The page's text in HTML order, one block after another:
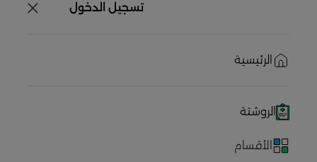
تسجيل الدخول
الرئيسية
الروشتة
الأقسام